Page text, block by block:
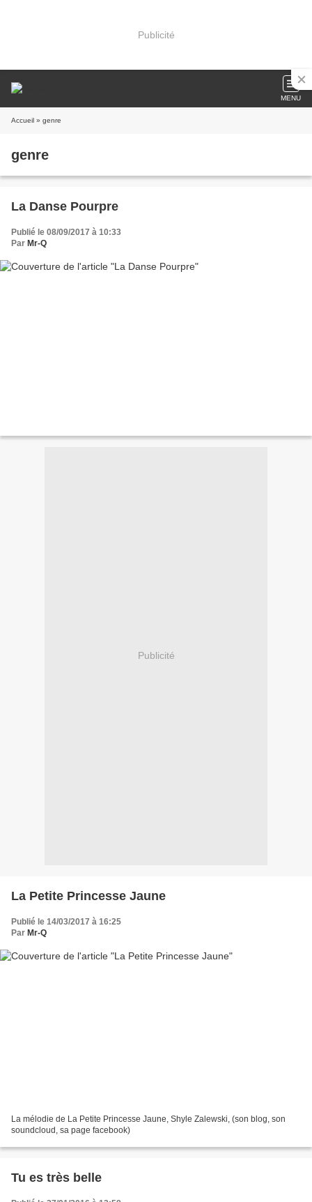
Publicité
MENU
Accueil » genre
genre
La Danse Pourpre
Publié le 08/09/2017 à 10:33
Par Mr-Q
Publicité
La Petite Princesse Jaune
Publié le 14/03/2017 à 16:25
Par Mr-Q
La mélodie de La Petite Princesse Jaune, Shyle Zalewski, (son blog, son
soundcloud, sa page facebook)
Tu es très belle